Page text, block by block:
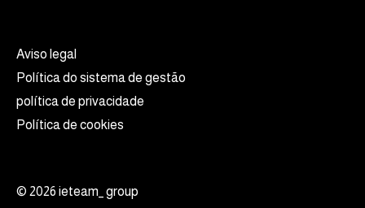
© 2026 ieteam_ group
Aviso legal
Política do sistema de gestão
política de privacidade
Política de cookies